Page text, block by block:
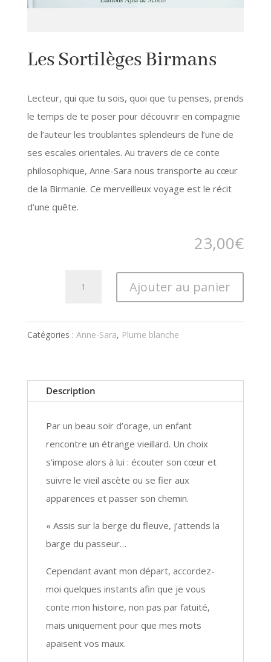
Les Sortilèges Birmans
Lecteur, qui que tu sois, quoi que tu penses, prends
le temps de te poser pour découvrir en compagnie
de l’auteur les troublantes splendeurs de l’une de
ses escales orientales. Au travers de ce conte
philosophique, Anne-Sara nous transporte au cœur
de la Birmanie. Ce merveilleux voyage est le récit
d’une quête.
23,00€
Sortilèges
Ajouter au panier
Catégories : Anne-Sara, Plume blanche
Description
Par un beau soir d’orage, un enfant
rencontre un étrange vieillard. Un choix
s’impose alors à lui : écouter son cœur et
suivre le vieil ascète ou se fier aux
apparences et passer son chemin.
« Assis sur la berge du fleuve, j’attends la
barge du passeur…
Cependant avant mon départ, accordez-
moi quelques instants afin que je vous
conte mon histoire, non pas par fatuité,
mais uniquement pour que mes mots
apaisent vos maux.